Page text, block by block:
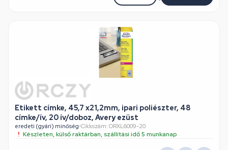
Etikett címke, 45,7 x21,2mm, ipari poliészter, 48
címke/ív, 20 ív/doboz, Avery ezüst
eredeti (gyári) minőség•Cikkszám: ORXL6009-20
Készleten, külső raktárban, szállítási idő 5 munkanap